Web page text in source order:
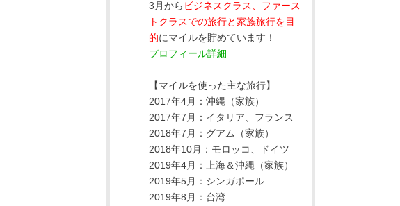
3月から ビジネスクラス、ファース
トクラスでの旅行と家族旅行を目
的にマイルを貯めています！
プロフィール詳細
【マイルを使った主な旅行】
2017年4月：沖縄（家族）
2017年7月：イタリア、フランス
2018年7月：グアム（家族）
2018年10月：モロッコ、ドイツ
2019年4月：上海＆沖縄（家族）
2019年5月：シンガポール
2019年8月：台湾